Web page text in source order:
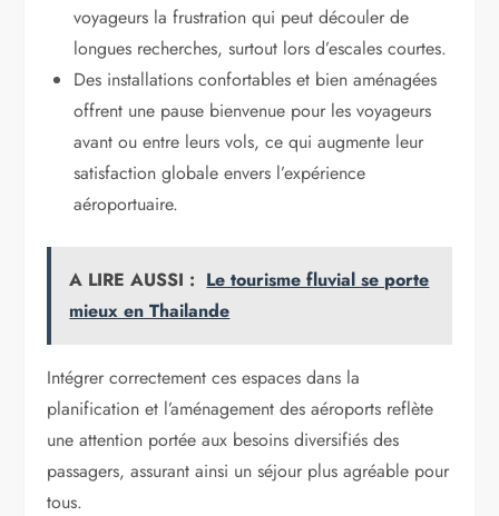
voyageurs la frustration qui peut découler de
longues recherches, surtout lors d’escales courtes.
Des installations confortables et bien aménagées
offrent une pause bienvenue pour les voyageurs
avant ou entre leurs vols, ce qui augmente leur
satisfaction globale envers l’expérience
aéroportuaire.
A LIRE AUSSI : Le tourisme fluvial se porte
mieux en Thailande
Intégrer correctement ces espaces dans la
planification et l’aménagement des aéroports reflète
une attention portée aux besoins diversifiés des
passagers, assurant ainsi un séjour plus agréable pour
tous.